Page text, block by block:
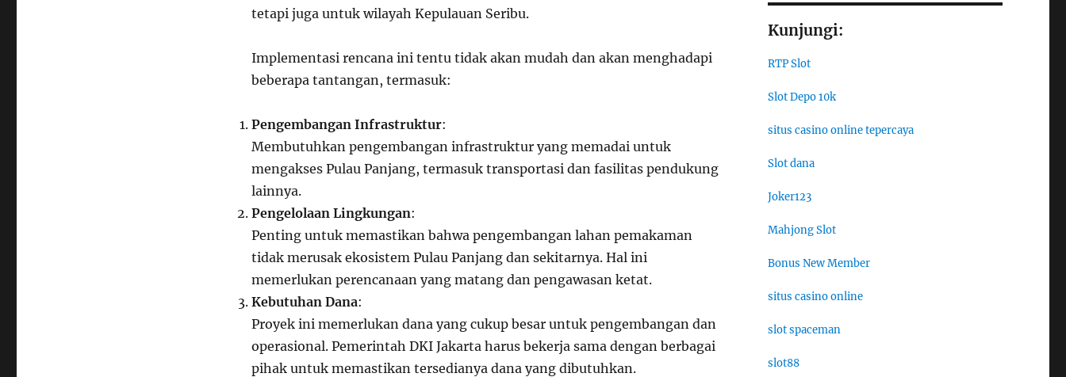
tetapi juga untuk wilayah Kepulauan Seribu.
Implementasi rencana ini tentu tidak akan mudah dan akan menghadapi
beberapa tantangan, termasuk:
Pengembangan Infrastruktur:
Membutuhkan pengembangan infrastruktur yang memadai untuk
mengakses Pulau Panjang, termasuk transportasi dan fasilitas pendukung
lainnya.
Pengelolaan Lingkungan:
Penting untuk memastikan bahwa pengembangan lahan pemakaman
tidak merusak ekosistem Pulau Panjang dan sekitarnya. Hal ini
memerlukan perencanaan yang matang dan pengawasan ketat.
Kebutuhan Dana:
Proyek ini memerlukan dana yang cukup besar untuk pengembangan dan
operasional. Pemerintah DKI Jakarta harus bekerja sama dengan berbagai
pihak untuk memastikan tersedianya dana yang dibutuhkan.
Kunjungi:
RTP Slot
Slot Depo 10k
situs casino online tepercaya
Slot dana
Joker123
Mahjong Slot
Bonus New Member
situs casino online
slot spaceman
slot88